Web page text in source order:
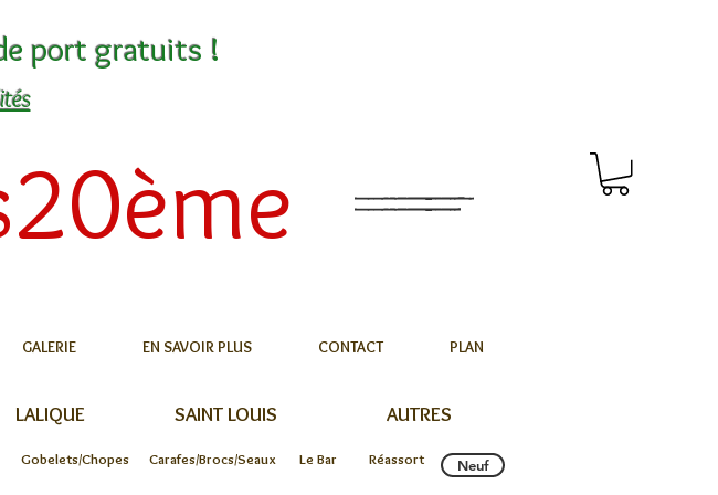
port gratuits !
GALERIE EN SAVOIR PLUS CONTACT PLAN
LALIQUE SAINT LOUIS AUTRES
Gobelets/Chopes Carafes/Brocs/Seaux Le Bar Réassort Neuf